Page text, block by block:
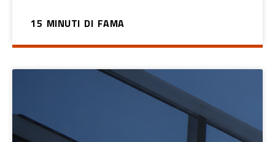
15 MINUTI DI FAMA